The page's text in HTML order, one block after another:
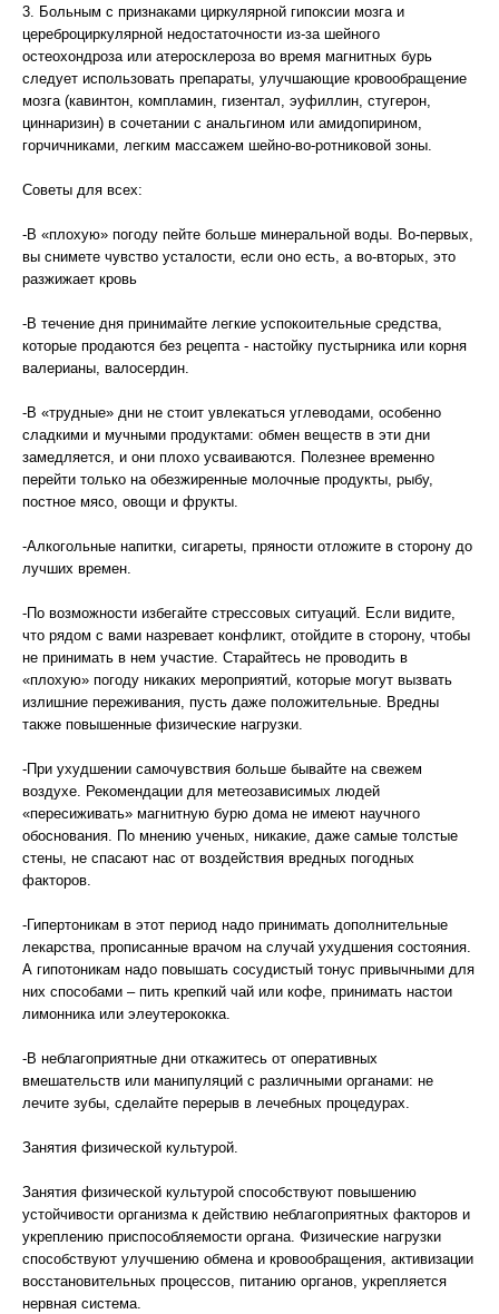
3. Больным с признаками циркулярной гипоксии мозга и
цереброциркулярной недостаточности из-за шейного
остеохондроза или атеросклероза во время магнитных бурь
следует использовать препараты, улучшающие кровообращение
мозга (кавинтон, компламин, гизентал, эуфиллин, стугерон,
циннаризин) в сочетании с анальгином или амидопирином,
горчичниками, легким массажем шейно-во-ротниковой зоны.
Советы для всех:
-В «плохую» погоду пейте больше минеральной воды. Во-первых,
вы снимете чувство усталости, если оно есть, а во-вторых, это
разжижает кровь
-В течение дня принимайте легкие успокоительные средства,
которые продаются без рецепта - настойку пустырника или корня
валерианы, валосердин.
-В «трудные» дни не стоит увлекаться углеводами, особенно
сладкими и мучными продуктами: обмен веществ в эти дни
замедляется, и они плохо усваиваются. Полезнее временно
перейти только на обезжиренные молочные продукты, рыбу,
постное мясо, овощи и фрукты.
-Алкогольные напитки, сигареты, пряности отложите в сторону до
лучших времен.
-По возможности избегайте стрессовых ситуаций. Если видите,
что рядом с вами назревает конфликт, отойдите в сторону, чтобы
не принимать в нем участие. Старайтесь не проводить в
«плохую» погоду никаких мероприятий, которые могут вызвать
излишние переживания, пусть даже положительные. Вредны
также повышенные физические нагрузки.
-При ухудшении самочувствия больше бывайте на свежем
воздухе. Рекомендации для метеозависимых людей
«пересиживать» магнитную бурю дома не имеют научного
обоснования. По мнению ученых, никакие, даже самые толстые
стены, не спасают нас от воздействия вредных погодных
факторов.
-Гипертоникам в этот период надо принимать дополнительные
лекарства, прописанные врачом на случай ухудшения состояния.
А гипотоникам надо повышать сосудистый тонус привычными для
них способами – пить крепкий чай или кофе, принимать настои
лимонника или элеутерококка.
-В неблагоприятные дни откажитесь от оперативных
вмешательств или манипуляций с различными органами: не
лечите зубы, сделайте перерыв в лечебных процедурах.
Занятия физической культурой.
Занятия физической культурой способствуют повышению
устойчивости организма к действию неблагоприятных факторов и
укреплению приспособляемости органа. Физические нагрузки
способствуют улучшению обмена и кровообращения, активизации
восстановительных процессов, питанию органов, укрепляется
нервная система.